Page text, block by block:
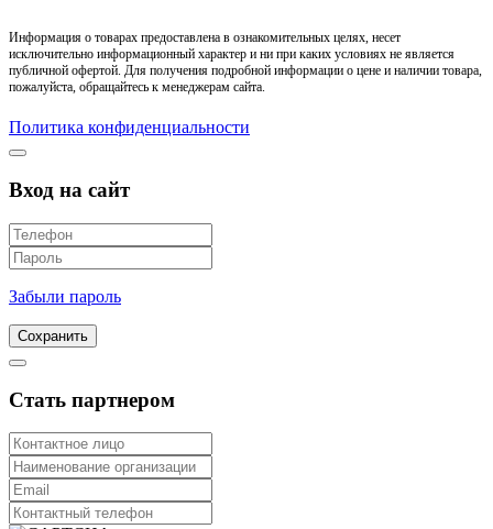
Информация о товарах предоставлена в ознакомительных целях, несет
исключительно информационный характер и ни при каких условиях не является
публичной офертой. Для получения подробной информации о цене и наличии товара,
пожалуйста, обращайтесь к менеджерам сайта.
Политика конфиденциальности
Вход на сайт
Забыли пароль
Сохранить
Стать партнером